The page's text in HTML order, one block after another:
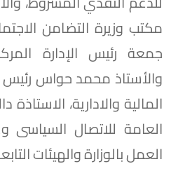
مكتب وزيرة التضامن
جمعة رئيس الإدارة
والأستاذ محمد حواس رئيس
المالية والادارية، الاستاذة
العامة للاتصال
العمل بالوزارة والهيئات